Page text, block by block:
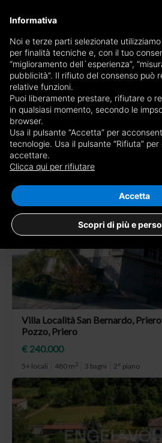
Ricevi copia del
Scegli
6 risultati per
Villa Località San Bernardo,
Pozzo, Priero
€ 240.000
5+ locali 480 m2 3 bagni 2° piano
Ricevi copia del giornale via mail
Edizione
×Cuneo
E-mail
Sono maggiorenne, ho letto e accetto le
privacy
Informativa
Noi e terze parti selezionate
per finalità tecniche e, con il tuo
“miglioramento dell`esperienza”,
pubblicità”. Il rifiuto del consenso può
relative funzioni.
Puoi liberamente prestare, rifiutare o
in qualsiasi momento, secondo le
browser.
Usa il pulsante “Accetta” per
tecnologie. Usa il pulsante “Rifiuta”
accettare.
Clicca qui per rifiutare
Scopri di più e
Accetta